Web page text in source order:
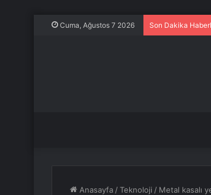
Cuma, Ağustos 7 2026 Son Dakika
Anasayfa /Teknoloji / Metal kasalı